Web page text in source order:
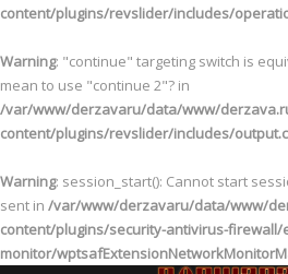
content/plugins/revslider/includes/
Warning: "continue" targeting switch is
mean to use "continue 2"? in
/var/www/derzavaru/data/www/
content/plugins/revslider/includes/
Warning: session_start(): Cannot start
sent in /var/www/derzavaru/data/www/
content/plugins/security-antivirus-
monitor/